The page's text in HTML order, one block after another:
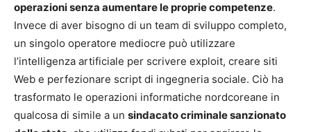
operazioni senza aumentare le proprie competenze.
Invece di aver bisogno di un team di sviluppo completo,
un singolo operatore mediocre può utilizzare
l’intelligenza artificiale per scrivere exploit, creare siti
Web e perfezionare script di ingegneria sociale. Ciò ha
trasformato le operazioni informatiche nordcoreane in
qualcosa di simile a un sindacato criminale sanzionato